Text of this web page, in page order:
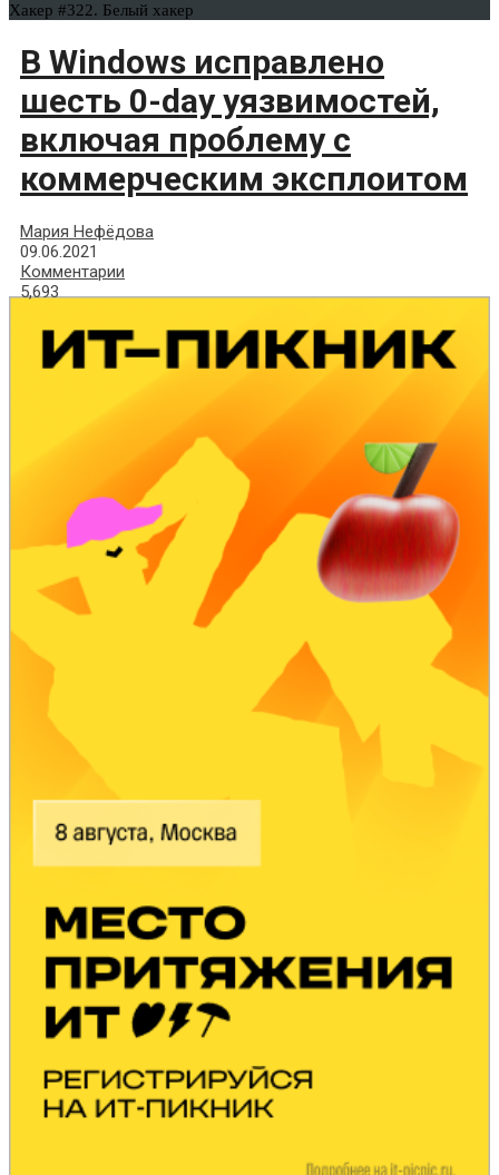
Хакер #322. Белый хакер
В Windows исправлено
шесть 0-day уязвимостей,
включая проблему с
коммерческим эксплоитом
Мария Нефёдова
09.06.2021
Комментарии
5,693